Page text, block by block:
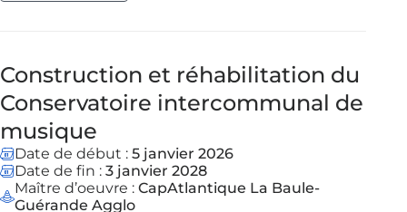
Construction et réhabilitation du
Conservatoire intercommunal de
musique
Date de début : 5 janvier 2026
Date de fin : 3 janvier 2028
Maître d’oeuvre : CapAtlantique La Baule-
Guérande Agglo